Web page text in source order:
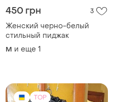
450 грн 3
Женский черно-белый
стильный пиджак
M и еще 1
TOP